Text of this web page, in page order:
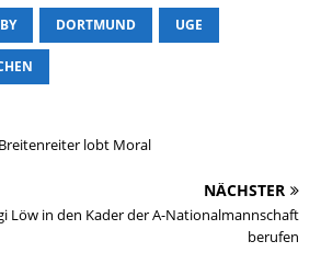
DORTMUND UGE
lobt Moral
NÄCHSTER
Löw in den Kader der A-Nationalmannschaft
berufen